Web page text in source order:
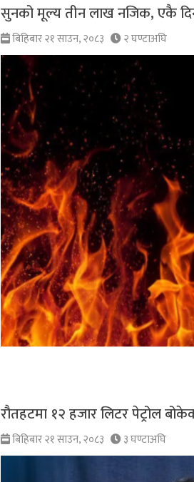
सुनको मूल्य तीन लाख नजिक, एकै दिन
बिहिबार २१ साउन, २०८३ २ घण्टाअघि
रौतहटमा १२ हजार लिटर पेट्रोल
बिहिबार २१ साउन, २०८३ ३ घण्टाअघि